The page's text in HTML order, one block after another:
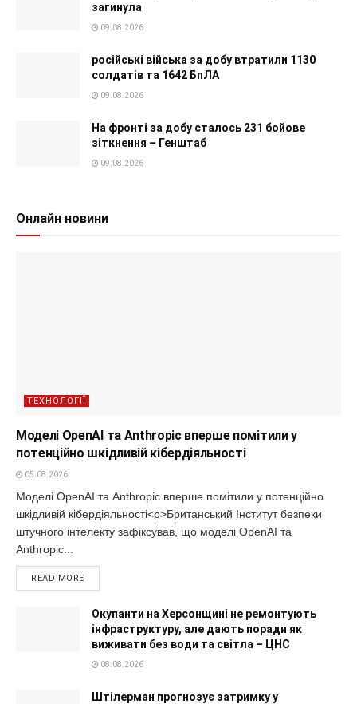
загинула
09.08.2026
російські війська за добу втратили 1130
солдатів та 1642 БпЛА
09.08.2026
На фронті за добу сталось 231 бойове
зіткнення – Генштаб
09.08.2026
Онлайн новини
ТЕХНОЛОГІЇ
Моделі OpenAI та Anthropic вперше помітили у
потенційно шкідливій кібердіяльності
05.08.2026
Моделі OpenAI та Anthropic вперше помітили у потенційно
шкідливій кібердіяльності<p>Британський Інститут безпеки
штучного інтелекту зафіксував, що моделі OpenAI та
Anthropic...
READ MORE
Окупанти на Херсонщині не ремонтують
інфраструктуру, але дають поради як
виживати без води та світла – ЦНС
08.08.2026
Штілерман прогнозує затримку у